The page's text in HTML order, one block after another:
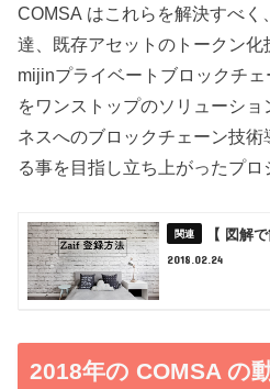
COMSA はこれらを解決すべく
達、既存アセットのトークン化
mijinプライベートブロックチ
をワンストップのソリューシ
ネスへのブロックチェーン技
る事を目指し立ち上がったプロ
【 図解
2018.02.24
2018年の COMSA の